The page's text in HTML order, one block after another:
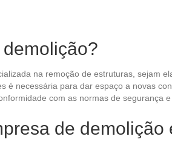
na remoção de estruturas, sejam
é necessária para dar espaço a novas
com as normas de segurança e
de demolição